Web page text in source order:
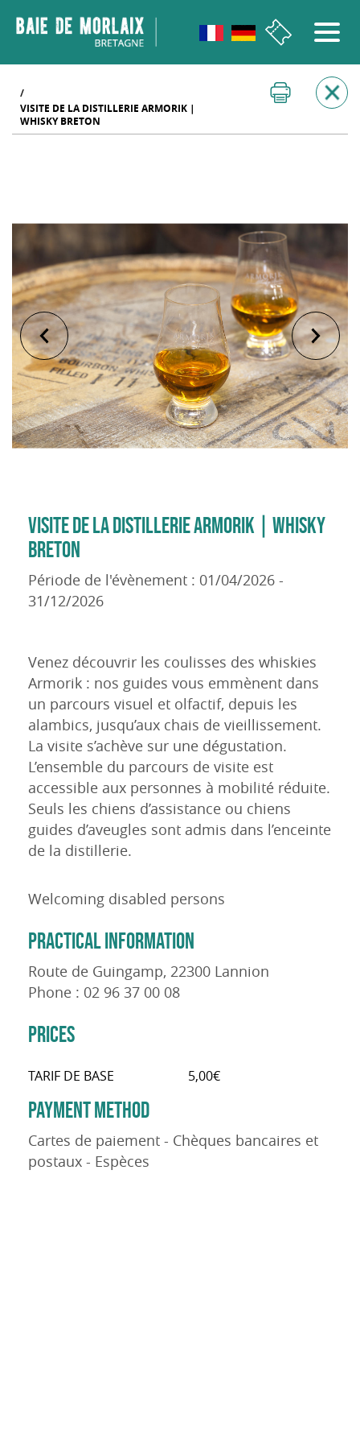
/
VISITE DE LA DISTILLERIE ARMORIK |
WHISKY BRETON
VISITE DE LA DISTILLERIE ARMORIK | WHISKY
BRETON
Période de l'évènement : 01/04/2026 -
31/12/2026
Venez découvrir les coulisses des whiskies
Armorik : nos guides vous emmènent dans
un parcours visuel et olfactif, depuis les
alambics, jusqu’aux chais de vieillissement.
La visite s’achève sur une dégustation.
L’ensemble du parcours de visite est
accessible aux personnes à mobilité réduite.
Seuls les chiens d’assistance ou chiens
guides d’aveugles sont admis dans l’enceinte
de la distillerie.
Welcoming disabled persons
PRACTICAL INFORMATION
Route de Guingamp, 22300 Lannion
Phone : 02 96 37 00 08
PRICES
TARIF DE BASE 5,00€
PAYMENT METHOD
Cartes de paiement - Chèques bancaires et
postaux - Espèces